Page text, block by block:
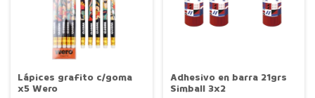
Lápices grafito c/goma
x5 Wero
Adhesivo en barra 21grs
Simball 3x2